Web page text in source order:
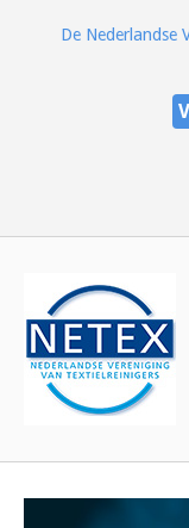
De Nederlandse